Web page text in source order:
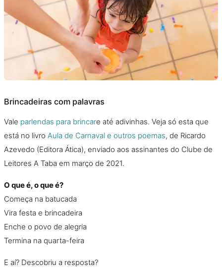
Brincadeiras com palavras
Vale parlendas para brincare até adivinhas. Veja só esta que
está no livro Aula de Carnaval e outros poemas, de Ricardo
Azevedo (Editora Ática), enviado aos assinantes do Clube de
Leitores A Taba em março de 2021.
O que é, o que é?
Começa na batucada
Vira festa e brincadeira
Enche o povo de alegria
Termina na quarta-feira
E aí? Descobriu a resposta?